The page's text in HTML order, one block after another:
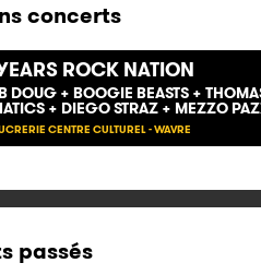
concerts
ROCK NATION
DOUG + BOOGIE BEASTS +
+ DIEGO STRAZ + MEZZO
CENTRE CULTUREL - WAVRE
passés